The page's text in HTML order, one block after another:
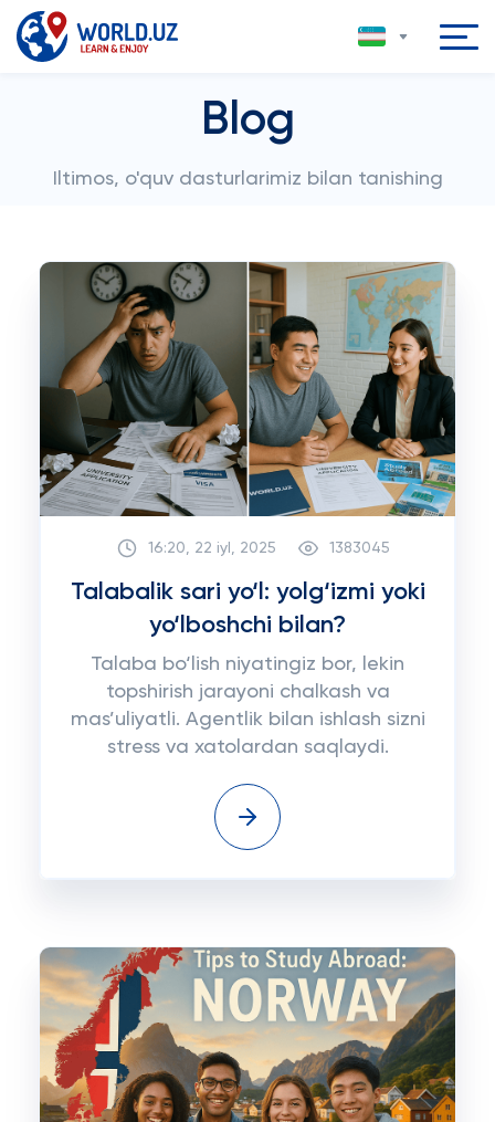
Blog
Iltimos, o'quv dasturlarimiz bilan tanishing
16:20, 22 iyl, 2025 1383045
Talabalik sari yo‘l: yolg‘izmi yoki
yo‘lboshchi bilan?
Talaba bo‘lish niyatingiz bor, lekin
topshirish jarayoni chalkash va
mas’uliyatli. Agentlik bilan ishlash sizni
stress va xatolardan saqlaydi.